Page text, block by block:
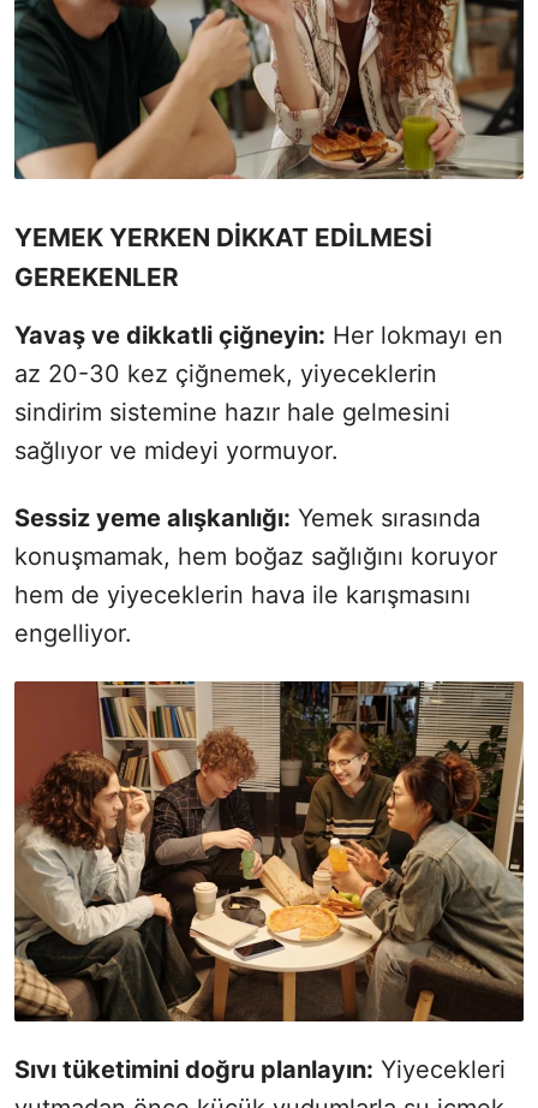
YEMEK YERKEN DİKKAT EDİLMESİ
GEREKENLER
Yavaş ve dikkatli çiğneyin: Her lokmayı en
az 20-30 kez çiğnemek, yiyeceklerin
sindirim sistemine hazır hale gelmesini
sağlıyor ve mideyi yormuyor.
Sessiz yeme alışkanlığı: Yemek sırasında
konuşmamak, hem boğaz sağlığını koruyor
hem de yiyeceklerin hava ile karışmasını
engelliyor.
Sıvı tüketimini doğru planlayın: Yiyecekleri